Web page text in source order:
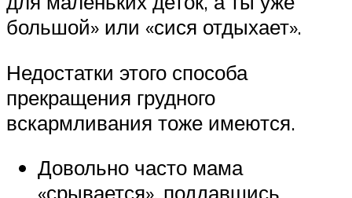
большой» или «сися отдыхает».
Недостатки этого способа
прекращения грудного
вскармливания тоже имеются.
Довольно часто мама
«срывается», поддавшись